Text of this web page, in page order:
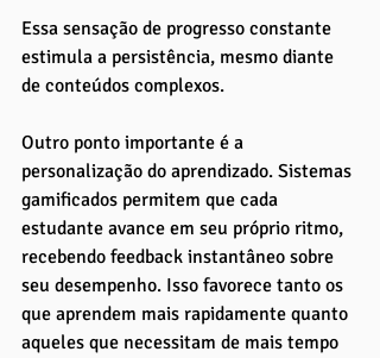
Essa sensação de progresso constante
estimula a persistência, mesmo diante
de conteúdos complexos.
Outro ponto importante é a
personalização do aprendizado. Sistemas
gamificados permitem que cada
estudante avance em seu próprio ritmo,
recebendo feedback instantâneo sobre
seu desempenho. Isso favorece tanto os
que aprendem mais rapidamente quanto
aqueles que necessitam de mais tempo